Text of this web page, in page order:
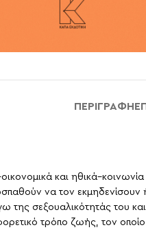
ΠΕΡΙΓΡΑΦΉ
και
να τον
της σεξουαλικότητάς του
τρόπο ζωής, τον